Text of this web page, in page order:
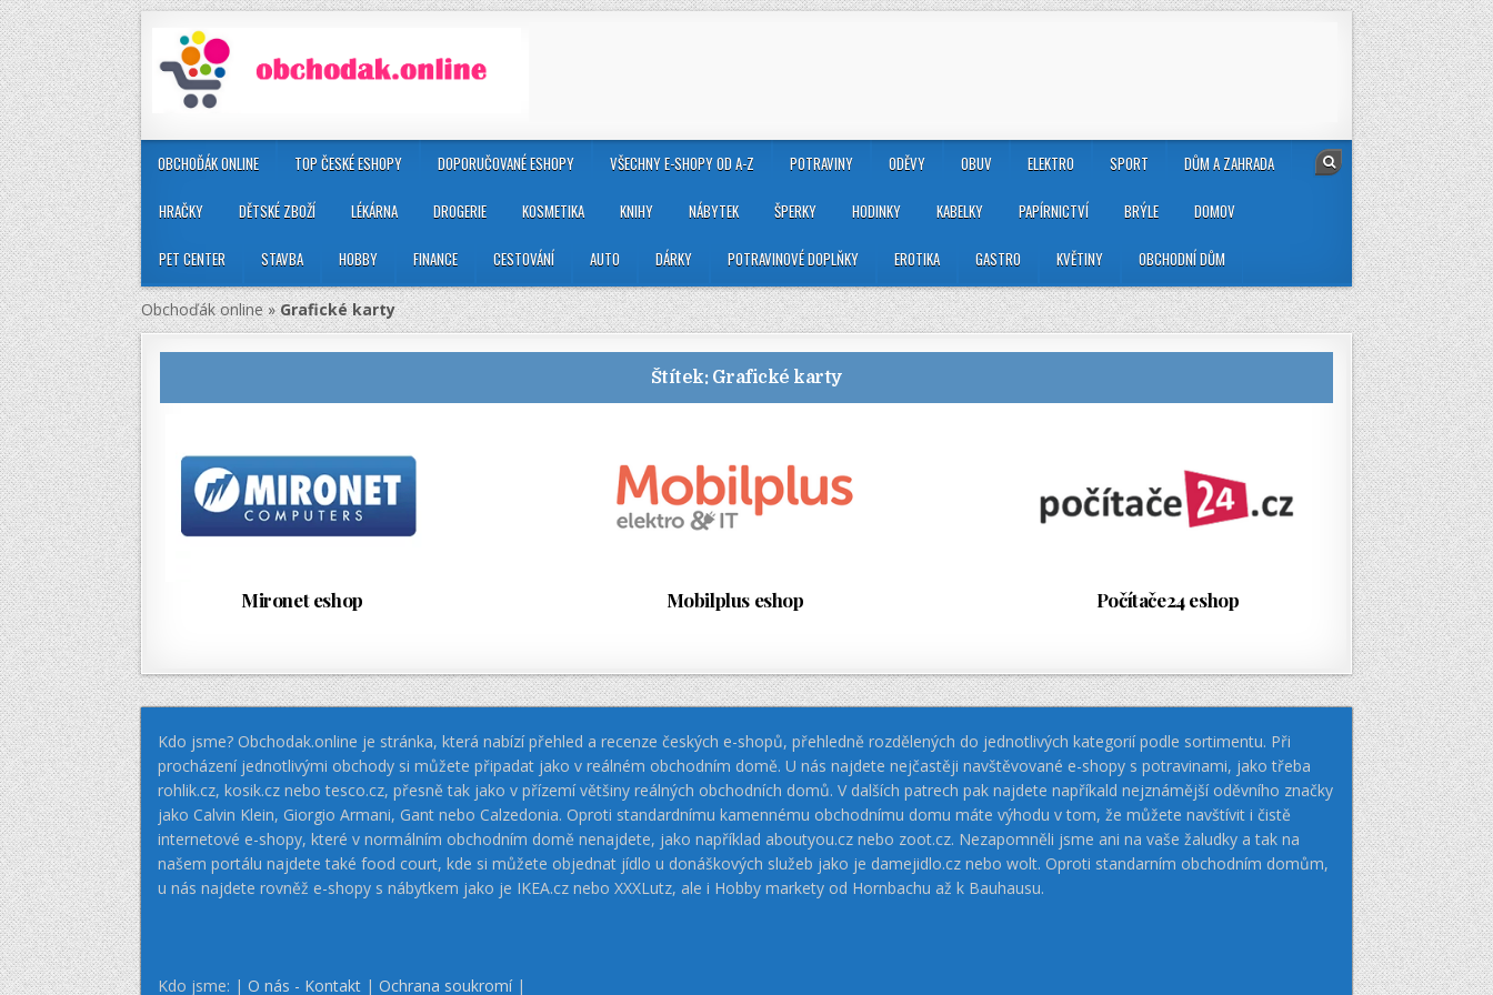
OBCHOĎÁK ONLINE TOP ČESKÉ ESHOPY DOPORUČOVANÉ ESHOPY VŠECHNY E-SHOPY OD A-Z POTRAVINY ODĚVY OBUV ELEKTRO SPORT DŮM A ZAHRADA
HRAČKY DĚTSKÉ ZBOŽÍ LÉKÁRNA DROGERIE KOSMETIKA KNIHY NÁBYTEK ŠPERKY HODINKY KABELKY PAPÍRNICTVÍ BRÝLE DOMOV
PET CENTER STAVBA HOBBY FINANCE CESTOVÁNÍ AUTO DÁRKY POTRAVINOVÉ DOPLŇKY EROTIKA GASTRO KVĚTINY OBCHODNÍ DŮM
Obchoďák online»Grafické karty
Štítek: Grafické karty
Mironet eshop Mobilplus eshop Počítače24 eshop
Kdo jsme? Obchodak.online je stránka, která nabízí přehled a recenze českých e-shopů, přehledně rozdělených do jednotlivých kategorií podle sortimentu. Při
procházení jednotlivými obchody si můžete připadat jako v reálném obchodním domě. U nás najdete nejčastěji navštěvované e-shopy s potravinami, jako třeba
rohlik.cz, kosik.cz nebo tesco.cz, přesně tak jako v přízemí většiny reálných obchodních domů. V dalších patrech pak najdete napříkald nejznámější oděvního značky
jako Calvin Klein, Giorgio Armani, Gant nebo Calzedonia. Oproti standardnímu kamennému obchodnímu domu máte výhodu v tom, že můžete navštívit i čistě
internetové e-shopy, které v normálním obchodním domě nenajdete, jako například aboutyou.cz nebo zoot.cz. Nezapomněli jsme ani na vaše žaludky a tak na
našem portálu najdete také food court, kde si můžete objednat jídlo u donáškových služeb jako je damejidlo.cz nebo wolt. Oproti standarním obchodním domům,
u nás najdete rovněž e-shopy s nábytkem jako je IKEA.cz nebo XXXLutz, ale i Hobby markety od Hornbachu až k Bauhausu.
Kdo jsme: | O nás - Kontakt | Ochrana soukromí|